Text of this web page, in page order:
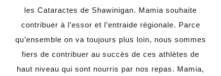
les Cataractes de Shawinigan. Mamia souhaite
contribuer à l’essor et l’entraide régionale. Parce
qu’ensemble on va toujours plus loin, nous sommes
fiers de contribuer au succès de ces athlètes de
haut niveau qui sont nourris par nos repas. Mamia,